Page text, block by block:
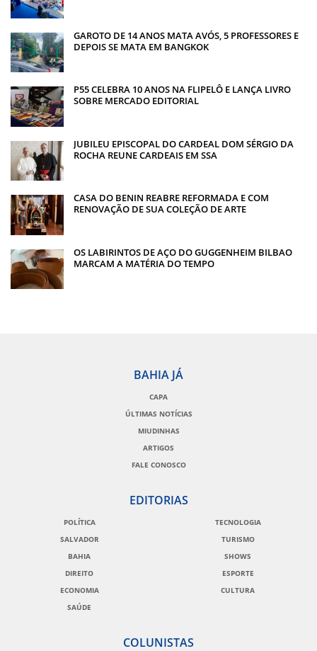
GAROTO DE 14 ANOS MATA AVÓS, 5 PROFESSORES E
DEPOIS SE MATA EM BANGKOK
P55 CELEBRA 10 ANOS NA FLIPELÔ E LANÇA LIVRO
SOBRE MERCADO EDITORIAL
JUBILEU EPISCOPAL DO CARDEAL DOM SÉRGIO DA
ROCHA REUNE CARDEAIS EM SSA
CASA DO BENIN REABRE REFORMADA E COM
RENOVAÇÃO DE SUA COLEÇÃO DE ARTE
OS LABIRINTOS DE AÇO DO GUGGENHEIM BILBAO
MARCAM A MATÉRIA DO TEMPO
BAHIA JÁ
CAPA
ÚLTIMAS NOTÍCIAS
MIUDINHAS
ARTIGOS
FALE CONOSCO
EDITORIAS
POLÍTICA
SALVADOR
BAHIA
DIREITO
ECONOMIA
SAÚDE
TECNOLOGIA
TURISMO
SHOWS
ESPORTE
CULTURA
COLUNISTAS